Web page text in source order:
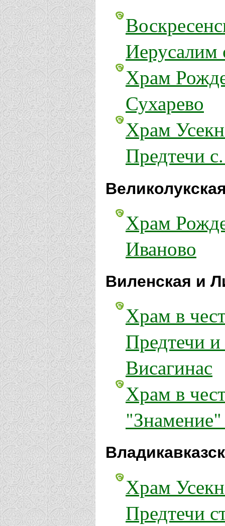
Иерусалим
Храм
Сухарево
Храм
Предтечи
Храм
Иваново
Виленская и
Храм в
Предтечи
Висагинас
Храм в
Храм
Предтечи